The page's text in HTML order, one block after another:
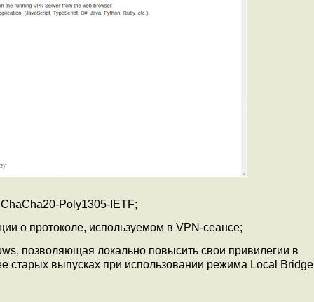
Poly1305-IETF;
о протоколе, используемом в VPN-сеансе;
позволяющая локально повысить свои привилегии в
старых выпусках при использовании режима Local Bridge